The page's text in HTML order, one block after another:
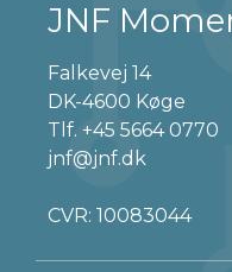
JNF
Falkevej 14
DK-4600 Køge
Tlf. +45 5664 0770
jnf@jnf.dk
CVR: 10083044